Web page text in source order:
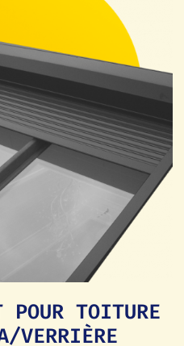
POUR TOITURE
VERRIÈRE